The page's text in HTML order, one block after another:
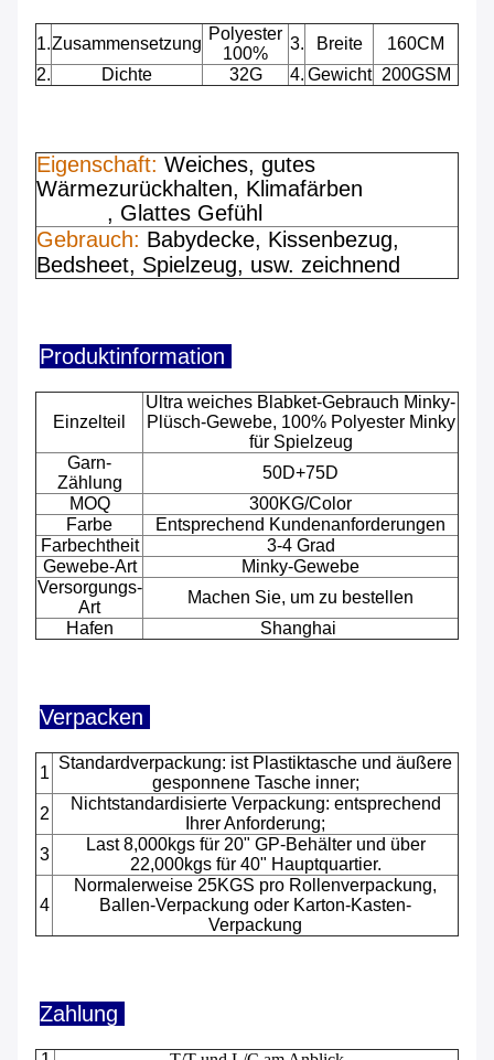
1.Zusammensetzung
Polyester
100%
3. Breite
160CM
2.
Dichte 32G 4. Gewicht 200GSM
Eigenschaft: Weiches, gutes
Wärmezurückhalten, Klimafärben
, Glattes Gefühl
Gebrauch: Babydecke, Kissenbezug,
Bedsheet, Spielzeug, usw. zeichnend
Produktinformation
Einzelteil
Ultra weiches Blabket-Gebrauch Minky-
Plüsch-Gewebe, 100% Polyester Minky
für Spielzeug
Garn-
Zählung
50D+75D
MOQ
300KG/Color
Farbe
Entsprechend Kundenanforderungen
Farbechtheit
3-4 Grad
Gewebe-Art
Minky-Gewebe
Versorgungs-
Art
Machen Sie, um zu bestellen
Hafen
Shanghai
Verpacken
1
Standardverpackung: ist Plastiktasche und äußere
gesponnene Tasche inner;
2
Nichtstandardisierte Verpackung: entsprechend
Ihrer Anforderung;
3
Last 8,000kgs für 20" GP-Behälter und über
22,000kgs für 40" Hauptquartier.
4
Normalerweise 25KGS pro Rollenverpackung,
Ballen-Verpackung oder Karton-Kasten-
Verpackung
Zahlung